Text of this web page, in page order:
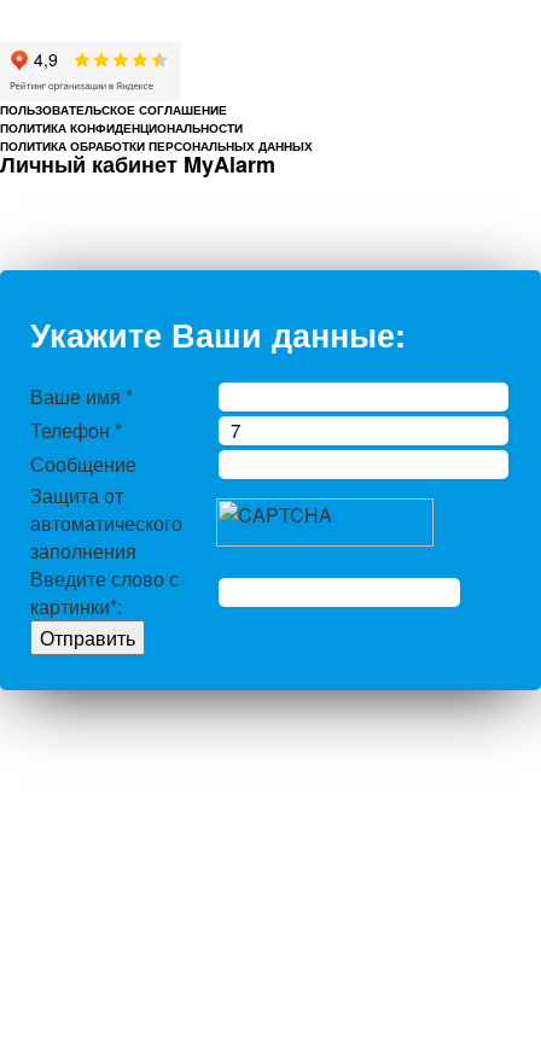
ПОЛЬЗОВАТЕЛЬСКОЕ СОГЛАШЕНИЕ
ПОЛИТИКА КОНФИДЕНЦИОНАЛЬНОСТИ
ПОЛИТИКА ОБРАБОТКИ ПЕРСОНАЛЬНЫХ ДАННЫХ
Личный кабинет MyAlarm
Укажите Ваши данные:
Ваше имя *
Телефон *
Сообщение
Защита от
автоматического
заполнения
Введите слово с
картинки*: